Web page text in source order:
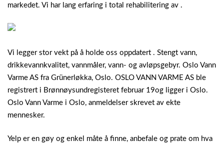
markedet. Vi har lang erfaring i total rehabilitering av .
Vi legger stor vekt på å holde oss oppdatert . Stengt vann,
drikkevannkvalitet, vannmåler, vann- og avløpsgebyr. Oslo Vann
Varme AS fra Grünerløkka, Oslo. OSLO VANN VARME AS ble
registrert i Brønnøysundregisteret februar 19og ligger i Oslo.
Oslo Vann Varme i Oslo, anmeldelser skrevet av ekte
mennesker.
Yelp er en gøy og enkel måte å finne, anbefale og prate om hva